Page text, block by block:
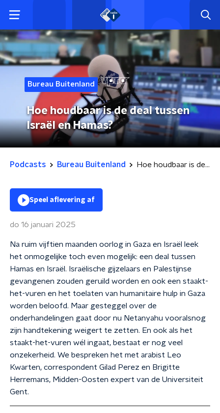
Bureau Buitenland
Hoe houdbaar is de deal tussen
Israël en Hamas?
Podcasts Bureau Buitenland Hoe houdbaar is de deal tussen Israël en Hamas?
Speel aflevering af
do 16 januari 2025
Na ruim vijftien maanden oorlog in Gaza en Israël leek
het onmogelijke toch even mogelijk: een deal tussen
Hamas en Israël. Israëlische gijzelaars en Palestijnse
gevangenen zouden geruild worden en ook een staakt-
het-vuren en het toelaten van humanitaire hulp in Gaza
worden beloofd. Maar gesteggel over de
onderhandelingen gaat door nu Netanyahu vooralsnog
zijn handtekening weigert te zetten. En ook als het
staakt-het-vuren wél ingaat, bestaat er nog veel
onzekerheid. We bespreken het met arabist Leo
Kwarten, correspondent Gilad Perez en Brigitte
Herremans, Midden-Oosten expert van de Universiteit
Gent.